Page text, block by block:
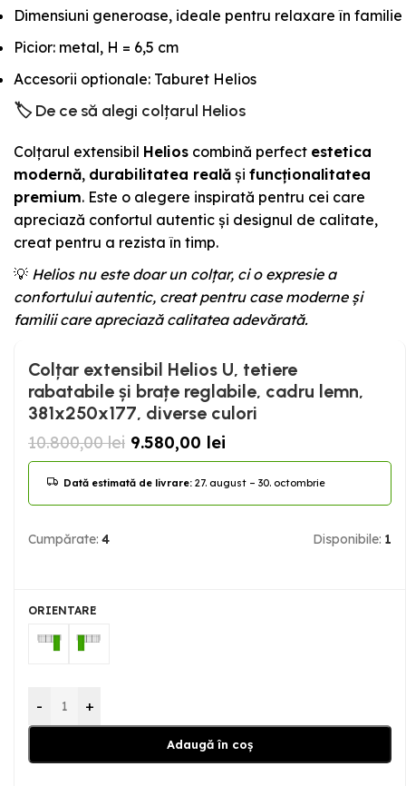
Dimensiuni generoase, ideale pentru relaxare în familie
Picior: metal, H = 6,5 cm
Accesorii optionale: Taburet Helios
🏷️ De ce să alegi colțarul Helios
Colțarul extensibil Helios combină perfect estetica
modernă, durabilitatea reală și funcționalitatea
premium. Este o alegere inspirată pentru cei care
apreciază confortul autentic și designul de calitate,
creat pentru a rezista în timp.
💡 Helios nu este doar un colțar, ci o expresie a
confortului autentic, creat pentru case moderne și
familii care apreciază calitatea adevărată.
Colțar extensibil Helios U, tetiere
rabatabile și brațe reglabile, cadru lemn,
381x250x177, diverse culori
10.800,00lei 9.580,00 lei
Dată estimată de livrare: 27. august – 30. octombrie
Cumpărate: 4 Disponibile: 1
ORIENTARE
- +
Adaugă în coș